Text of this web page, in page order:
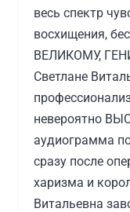
весь спектр
восхищения,
ВЕЛИКОМУ,
Светлане
невероятно
аудиограмма
сразу после
харизма и
Витальевна